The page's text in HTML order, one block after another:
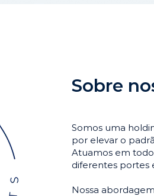
Sobre
Somos uma
por elevar o
Atuamos em
diferentes portes
Nossa